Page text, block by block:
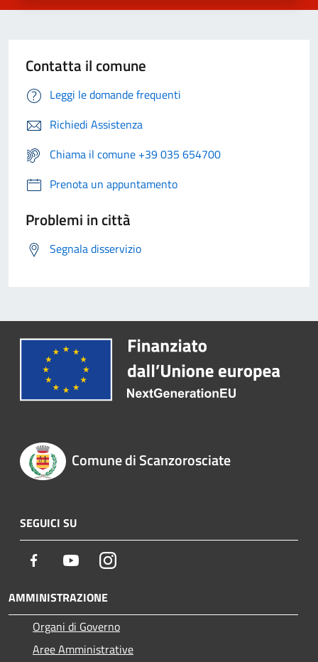
Contatta il comune
Leggi le domande frequenti
Richiedi Assistenza
Chiama il comune +39 035 654700
Prenota un appuntamento
Problemi in città
Segnala disservizio
Comune di Scanzorosciate
SEGUICI SU
Facebook YoutubeInstagram
AMMINISTRAZIONE
Organi di Governo
Aree Amministrative